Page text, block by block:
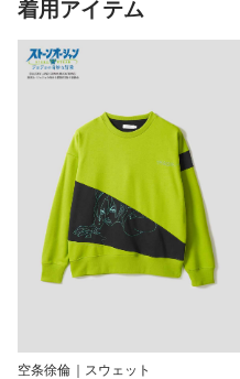
着用アイテム
空条徐倫｜スウェット